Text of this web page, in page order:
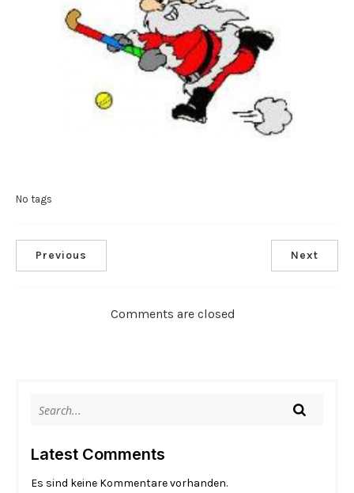
No tags
Previous Next
Comments are closed
Latest Comments
Es sind keine Kommentare vorhanden.